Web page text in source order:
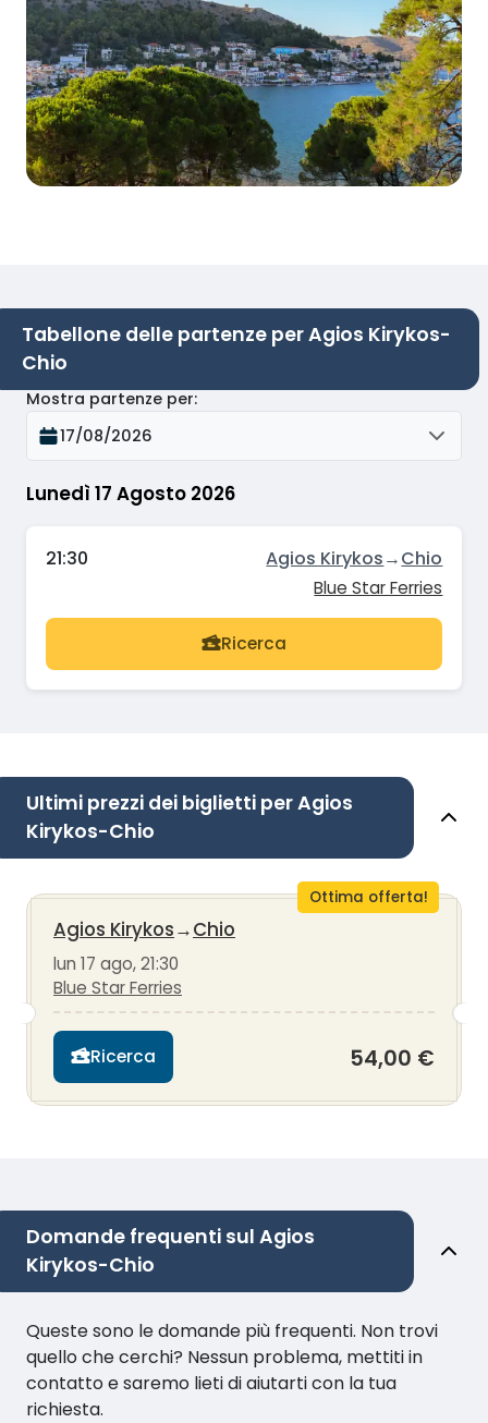
Tabellone delle partenze per Agios Kirykos-
Chio
Lunedì 17 Agosto 2026
Mostra partenze per:
17/08/2026
21:30 Agios Kirykos→Chio
Blue Star Ferries
Ricerca
Ultimi prezzi dei biglietti per Agios
Kirykos-Chio
Ottima offerta!
Agios Kirykos→Chio
lun 17 ago, 21:30
Blue Star Ferries
Ricerca 54,00 €
Domande frequenti sul Agios
Kirykos-Chio
Queste sono le domande più frequenti. Non trovi
quello che cerchi? Nessun problema, mettiti in
contatto e saremo lieti di aiutarti con la tua
richiesta.